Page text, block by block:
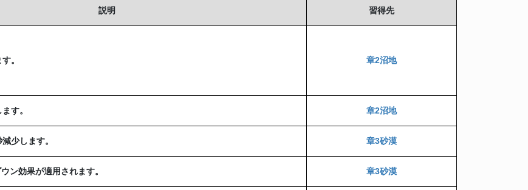
説明 習得先
。 章2沼地
す。 章2沼地
少します。 章3砂漠
ン効果が適用されます。 章3砂漠